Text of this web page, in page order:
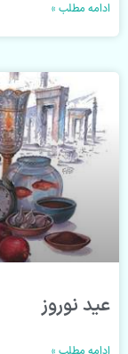
ادامه مطلب »
عید نوروز